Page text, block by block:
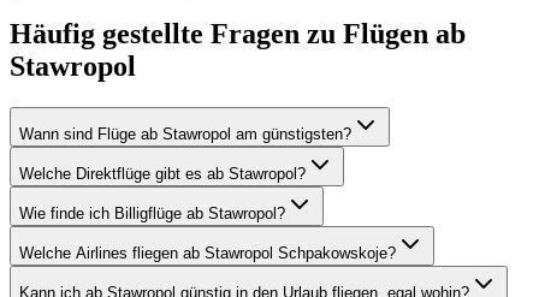
Häufig gestellte Fragen zu Flügen ab
Stawropol
Wann sind Flüge ab Stawropol am günstigsten?
Welche Direktflüge gibt es ab Stawropol?
Wie finde ich Billigflüge ab Stawropol?
Welche Airlines fliegen ab Stawropol Schpakowskoje?
Kann ich ab Stawropol günstig in den Urlaub fliegen, egal wohin?